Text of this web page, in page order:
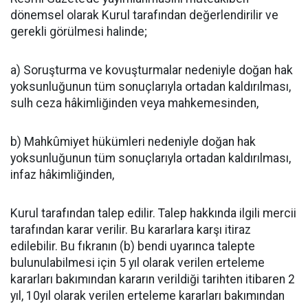
dönemsel olarak Kurul tarafından değerlendirilir ve
gerekli görülmesi halinde;
a) Soruşturma ve kovuşturmalar nedeniyle doğan hak
yoksunluğunun tüm sonuçlarıyla ortadan kaldırılması,
sulh ceza hâkimliğinden veya mahkemesinden,
b) Mahkûmiyet hükümleri nedeniyle doğan hak
yoksunluğunun tüm sonuçlarıyla ortadan kaldırılması,
infaz hâkimliğinden,
Kurul tarafından talep edilir. Talep hakkında ilgili mercii
tarafından karar verilir. Bu kararlara karşı itiraz
edilebilir. Bu fıkranın (b) bendi uyarınca talepte
bulunulabilmesi için 5 yıl olarak verilen erteleme
kararları bakımından kararın verildiği tarihten itibaren 2
yıl, 10yıl olarak verilen erteleme kararları bakımından